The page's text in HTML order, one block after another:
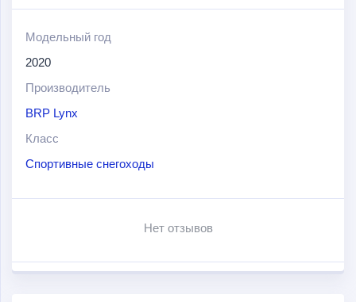
снегохода в рыхлом снегу, а новые лыжи Blade обеспечивают точность
маневров.
Модельный год
2020
Производитель
BRP Lynx
Класс
Спортивные снегоходы
Нет отзывов